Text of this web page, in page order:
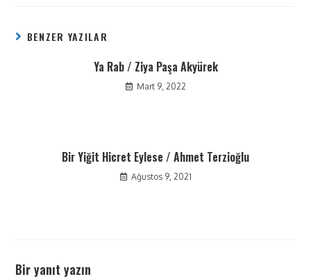
BENZER YAZILAR
Ya Rab / Ziya Paşa Akyürek
Mart 9, 2022
Bir Yiğit Hicret Eylese / Ahmet Terzioğlu
Ağustos 9, 2021
Bir yanıt yazın